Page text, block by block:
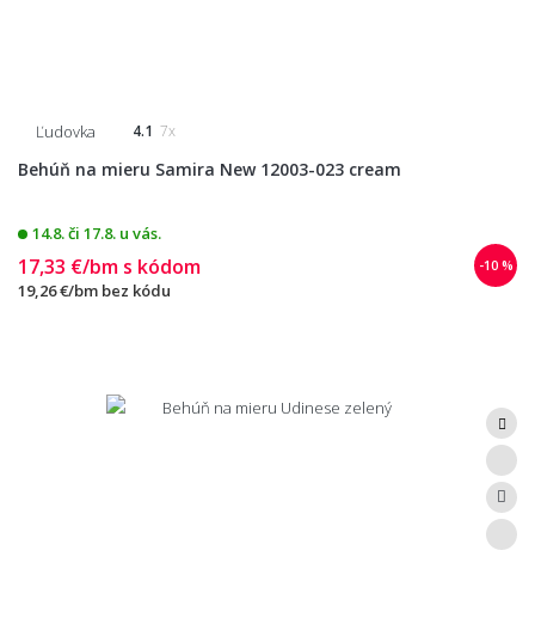
Ľudovka 4.1 7x
Behúň na mieru Samira New 12003-023 cream
14.8. či 17.8. u vás.
-10 %
17,33 €/bm s kódom
19,26 €/bm bez kódu